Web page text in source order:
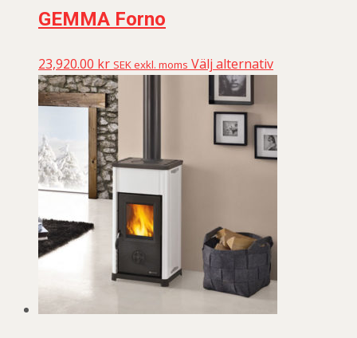
GEMMA Forno
23,920.00 kr SEK exkl. moms Välj alternativ